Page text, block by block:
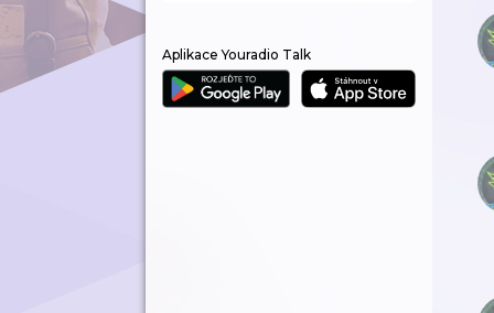
Aplikace Youradio Talk